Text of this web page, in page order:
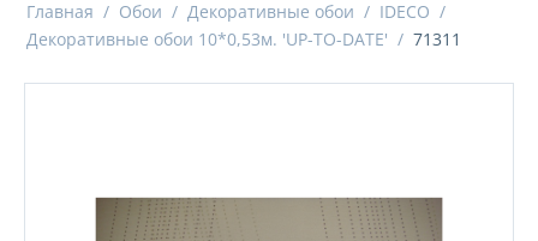
Главная / Обои / Декоративные обои / IDECO /
Декоративные обои 10*0,53м. 'UP-TO-DATE' / 71311